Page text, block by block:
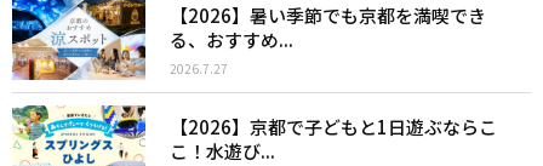
【2026】暑い季節でも京都を満喫でき
る、おすすめ...
2026.7.27
【2026】京都で子どもと1日遊ぶならこ
こ！水遊び...